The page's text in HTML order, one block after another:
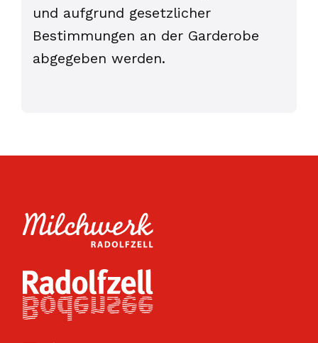
und aufgrund gesetzlicher
Bestimmungen an der Garderobe
abgegeben werden.